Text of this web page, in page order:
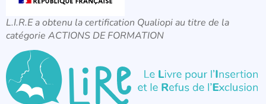
L.I.R.E a obtenu la certification Qualiopi au titre de la
catégorie ACTIONS DE FORMATION